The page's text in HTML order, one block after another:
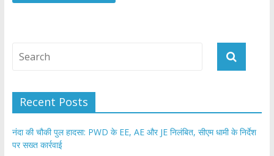
Recent Posts
नंदा की चौकी पुल हादसा: PWD के EE, AE और JE निलंबित, सीएम धामी के निर्देश
पर सख्त कार्रवाई